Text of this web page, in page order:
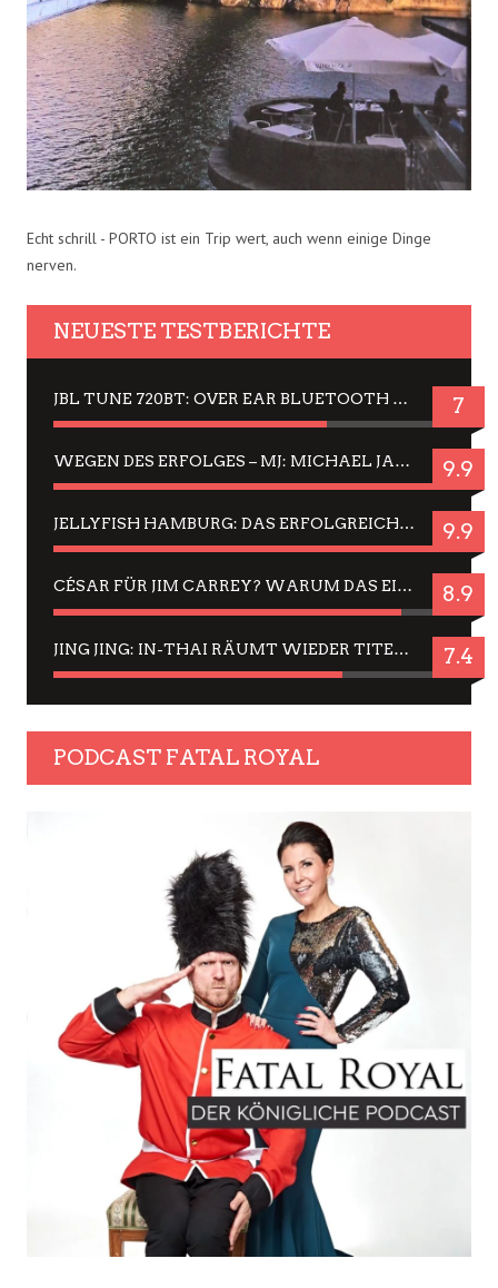
Echt schrill - PORTO ist ein Trip wert, auch wenn einige Dinge
nerven.
NEUESTE TESTBERICHTE
JBL TUNE 720BT: OVER EAR BLUETOOTH KOPFHÖRER UM DIE 50,-€ IM DAUER-TEST 7
WEGEN DES ERFOLGES – MJ: MICHAEL JACKSON MUSICAL IN EINER MATINEE SEHEN 9.9
JELLYFISH HAMBURG: DAS ERFOLGREICHE SOMMER-MENÜ 2025 IN GEFÜHLEN UND BILDERN 9.9
CÉSAR FÜR JIM CARREY? WARUM DAS EINER DER NERVIGSTEN ACTORS IST UND BLEIBT 8.9
JING JING: IN-THAI RÄUMT WIEDER TITEL AB – EIN ZWEI-STUNDEN-ERLEBNISBERICHT 7.4
PODCAST FATAL ROYAL